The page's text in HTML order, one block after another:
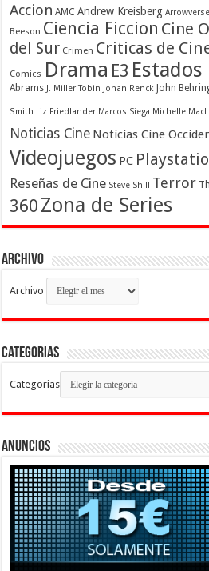
Accion AMC Andrew Kreisberg Arrowverse
Beeson Ciencia Ficcion Cine
del Sur Crimen Criticas de
Comics Drama E3
Abrams J. Miller Tobin Johan Renck John
Smith Liz Friedlander Marcos Siega Michelle
Noticias Cine Noticias Cine
Videojuegos PC
Reseñas de Cine Steve Shill Terror
360 Zona de Series
Archivo
Archivo
Categorias
Categorias
Anuncios